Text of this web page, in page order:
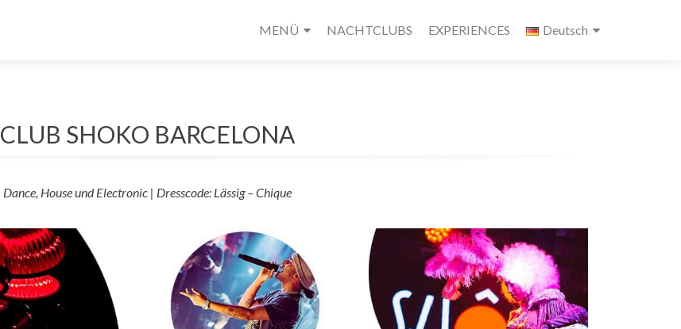
MENÜ NACHTCLUBS EXPERIENCES Deutsch
CLUB SHOKO BARCELONA
Dance, House und Electronic | Dresscode: Lässig – Chique